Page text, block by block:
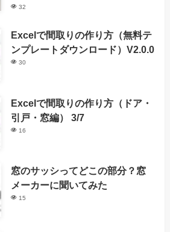
32
Excelで間取りの作り方（無料テ
ンプレートダウンロード）V2.0.0
30
Excelで間取りの作り方（ドア・
引戸・窓編） 3/7
16
窓のサッシってどこの部分？窓
メーカーに聞いてみた
15